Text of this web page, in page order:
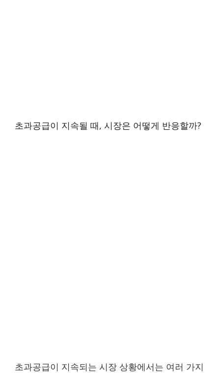
초과공급이 지속될 때, 시장은 어떻게 반응할까?
초과공급이 지속되는 시장 상황에서는 여러 가지